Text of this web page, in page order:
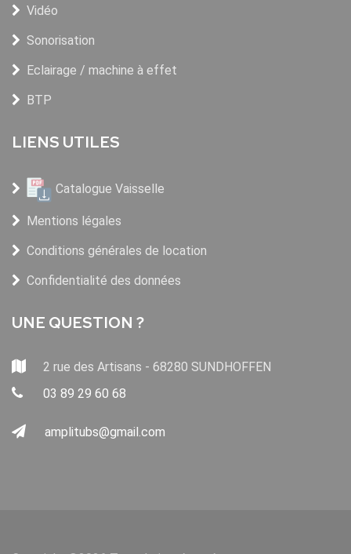
Vidéo
Sonorisation
Eclairage / machine à effet
BTP
LIENS UTILES
Catalogue Vaisselle
Mentions légales
Conditions générales de location
Confidentialité des données
UNE QUESTION ?
2 rue des Artisans - 68280 SUNDHOFFEN
03 89 29 60 68
amplitubs@gmail.com